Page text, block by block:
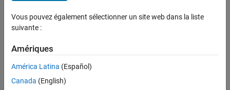
Vous pouvez également sélectionner un site web dans la liste
suivante :
Amériques
América Latina (Español)
Canada (English)